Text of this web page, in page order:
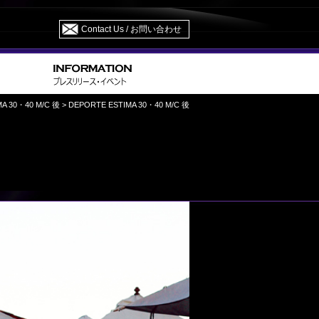
Contact Us / お問い合わせ
30・40 M/C 後 > DEPORTE ESTIMA 30・40 M/C 後